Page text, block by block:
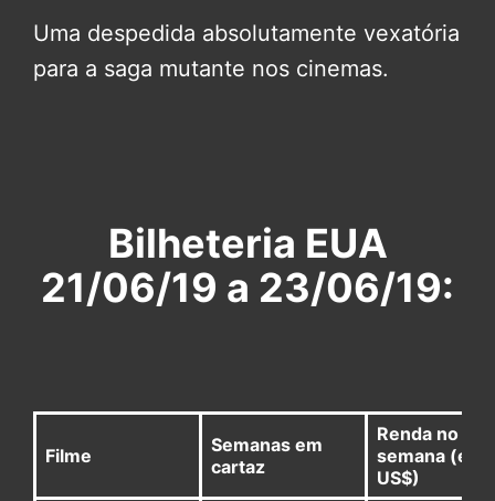
Uma despedida absolutamente vexatória
para a saga mutante nos cinemas.
Bilheteria EUA
21/06/19 a 23/06/19:
Filme
Semanas em
cartaz
Renda no fim
semana (em
US$)